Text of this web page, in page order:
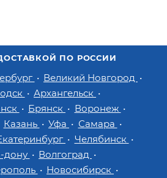
ПО РОССИИ
Великий Новгород
Архангельск
Брянск
Воронеж
Казань Уфа
Самара
Челябинск
дону
Волгоград
Новосибирск